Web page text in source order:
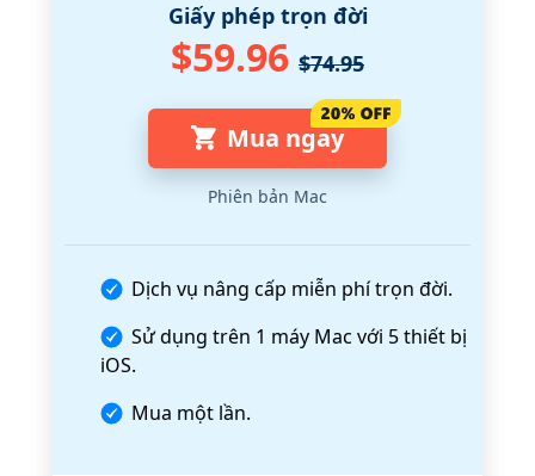
Giấy phép trọn đời
$59.96 $74.95
Mua ngay
Phiên bản Mac
Dịch vụ nâng cấp miễn phí trọn đời.
Sử dụng trên 1 máy Mac với 5 thiết bị
iOS.
Mua một lần.